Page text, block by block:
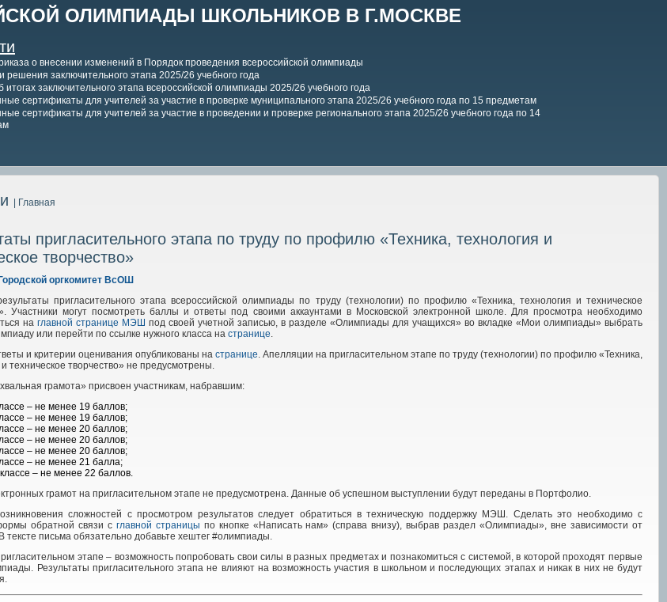
ОЛИМПИАДЫ ШКОЛЬНИКОВ В Г.МОСКВЕ
о внесении изменений в Порядок проведения всероссийской олимпиады
решения заключительного этапа 2025/26 учебного года
итогах заключительного этапа всероссийской олимпиады 2025/26 учебного года
сертификаты для учителей за участие в проверке муниципального этапа 2025/26 учебного года по 15 предметам
сертификаты для учителей за участие в проведении и проверке регионального этапа 2025/26 учебного года по 14
| Главная
пригласительного этапа по труду по профилю «Техника, технология и
творчество»
Городской оргкомитет ВсОШ
пригласительного этапа всероссийской олимпиады по труду (технологии) по профилю «Техника, технология и техническое
Участники могут посмотреть баллы и ответы под своими аккаунтами в Московской электронной школе. Для просмотра необходимо
на главной странице МЭШ под своей учетной записью, в разделе «Олимпиады для учащихся» во вкладке «Мои олимпиады» выбрать
или перейти по ссылке нужного класса на странице.
и критерии оценивания опубликованы на странице. Апелляции на пригласительном этапе по труду (технологии) по профилю «Техника,
техническое творчество» не предусмотрены.
грамота» присвоен участникам, набравшим:
– не менее 19 баллов;
– не менее 19 баллов;
– не менее 20 баллов;
– не менее 20 баллов;
– не менее 20 баллов;
– не менее 21 балла;
– не менее 22 баллов.
грамот на пригласительном этапе не предусмотрена. Данные об успешном выступлении будут переданы в Портфолио.
сложностей с просмотром результатов следует обратиться в техническую поддержку МЭШ. Сделать это необходимо с
обратной связи с главной страницы по кнопке «Написать нам» (справа внизу), выбрав раздел «Олимпиады», вне зависимости от
тексте письма обязательно добавьте хештег #олимпиады.
этапе – возможность попробовать свои силы в разных предметах и познакомиться с системой, в которой проходят первые
Результаты пригласительного этапа не влияют на возможность участия в школьном и последующих этапах и никак в них не будут